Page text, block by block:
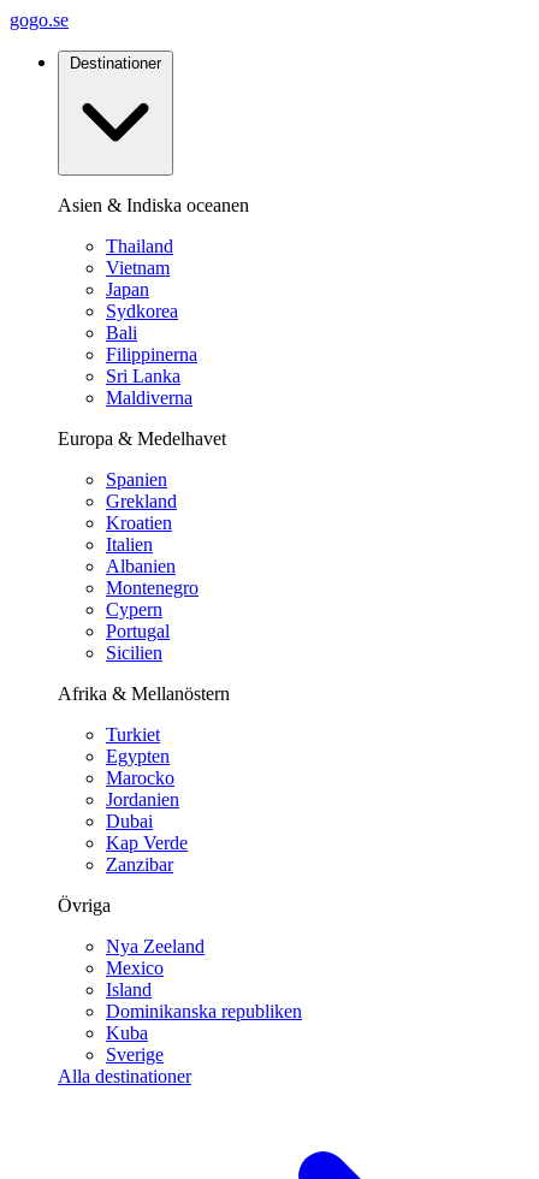
gogo.se
Destinationer
Asien & Indiska oceanen
Thailand
Vietnam
Japan
Sydkorea
Bali
Filippinerna
Sri Lanka
Maldiverna
Europa & Medelhavet
Spanien
Grekland
Kroatien
Italien
Albanien
Montenegro
Cypern
Portugal
Sicilien
Afrika & Mellanöstern
Turkiet
Egypten
Marocko
Jordanien
Dubai
Kap Verde
Zanzibar
Övriga
Nya Zeeland
Mexico
Island
Dominikanska republiken
Kuba
Sverige
Alla destinationer